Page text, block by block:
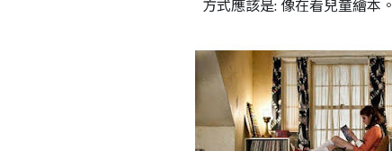
方式應該是: 像在看兒童繪本。